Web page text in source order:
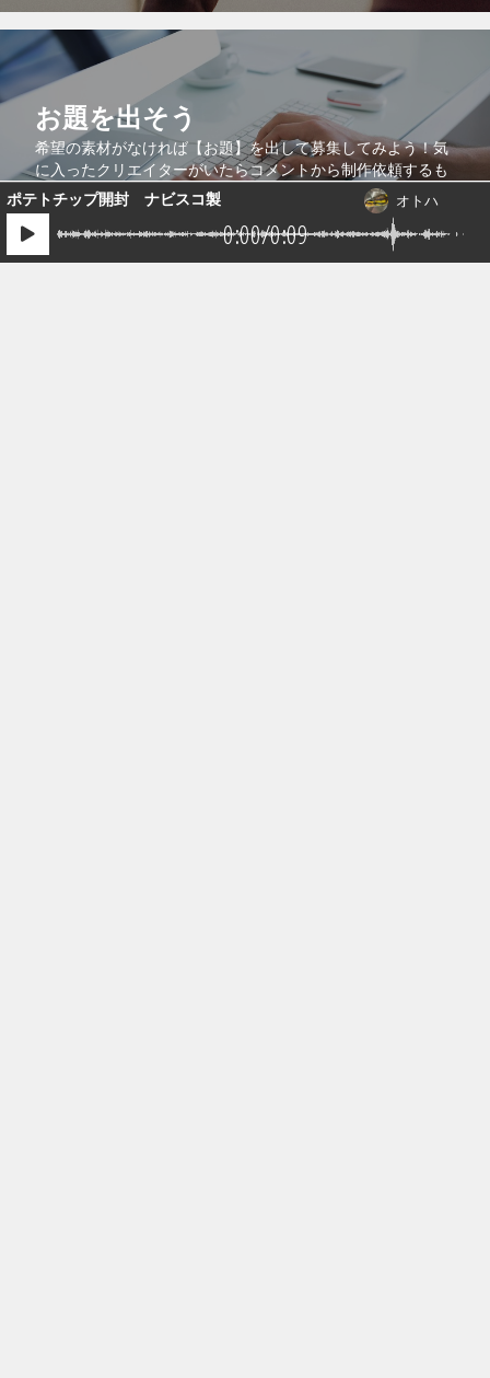
1件の音源が送られています。
0:00/0:09
ポテトチップ開封 ナビスコ製 オトハ
お題を出そう
希望の素材がなければ【お題】を出して募集してみよう！気
に入ったクリエイターがいたらコメントから制作依頼するも
よし！このサイトの機能を最大限に利用しよう。